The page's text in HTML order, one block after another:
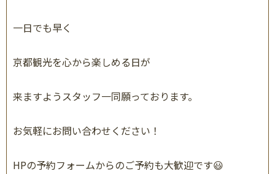
一日でも早く
京都観光を心から楽しめる日が
来ますようスタッフ一同願っております。
お気軽にお問い合わせください！
HPの予約フォームからのご予約も大歓迎です😃